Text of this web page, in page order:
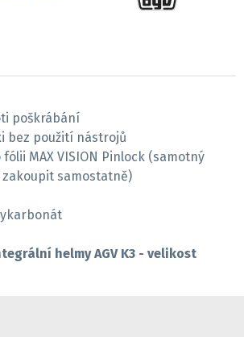
poškrábání
bez použití nástrojů
MAX VISION Pinlock (samotný
samostatně)
helmy AGV K3 - velikost